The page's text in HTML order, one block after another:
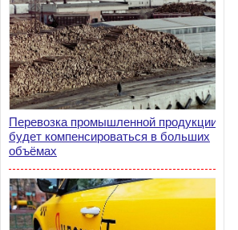
Перевозка промышленной продукции
будет компенсироваться в больших
объёмах